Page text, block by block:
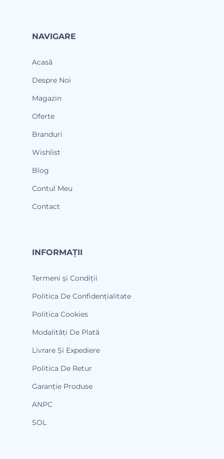
NAVIGARE
Acasă
Despre Noi
Magazin
Oferte
Branduri
Wishlist
Blog
Contul Meu
Contact
INFORMAȚII
Termeni și Condiții
Politica De Confidențialitate
Politica Cookies
Modalități De Plată
Livrare Și Expediere
Politica De Retur
Garanție Produse
ANPC
SOL